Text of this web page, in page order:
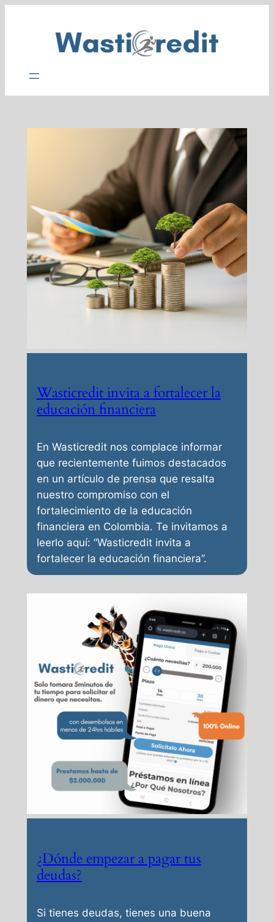
Wasticredit invita a fortalecer la
educación financiera
En Wasticredit nos complace informar
que recientemente fuimos destacados
en un artículo de prensa que resalta
nuestro compromiso con el
fortalecimiento de la educación
financiera en Colombia. Te invitamos a
leerlo aquí: “Wasticredit invita a
fortalecer la educación financiera”.
¿Dónde empezar a pagar tus
deudas?
Si tienes deudas, tienes una buena